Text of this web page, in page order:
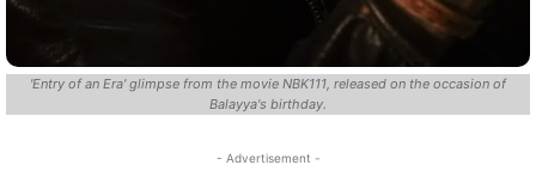
'Entry of an Era' glimpse from the movie NBK111, released on the occasion of
Balayya's birthday.
- Advertisement -